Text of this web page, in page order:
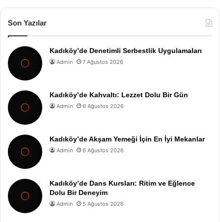
Son Yazılar
Kadıköy’de Denetimli Serbestlik Uygulamaları
Admin 7 Ağustos 2026
Kadıköy’de Kahvaltı: Lezzet Dolu Bir Gün
Admin 6 Ağustos 2026
Kadıköy’de Akşam Yemeği İçin En İyi Mekanlar
Admin 6 Ağustos 2026
Kadıköy’de Dans Kursları: Ritim ve Eğlence
Dolu Bir Deneyim
Admin 5 Ağustos 2026